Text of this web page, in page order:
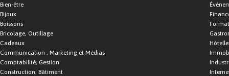
Bien-être
Bijoux
Boissons
Bricolage, Outillage
Cadeaux
Communication , Marketing et Médias
Comptabilité, Gestion
Construction, Bâtiment